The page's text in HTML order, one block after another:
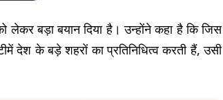
लेकर बड़ा बयान दिया है। उन्होंने कहा है कि जिस
देश के बड़े शहरों का प्रतिनिधित्व करती हैं, उसी